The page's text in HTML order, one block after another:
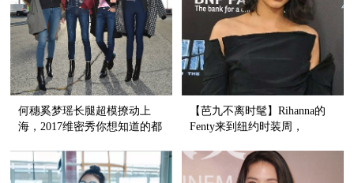
何穗奚梦瑶长腿超模撩动上
海，2017维密秀你想知道的都
【芭九不离时髦】Rihanna的
Fenty来到纽约时装周，
像！？